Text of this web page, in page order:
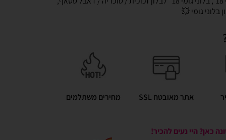
בלוני גומי 💥
אתר מאובטח SSL מחירים משתלמים
כאן? היי נעים להכיר!